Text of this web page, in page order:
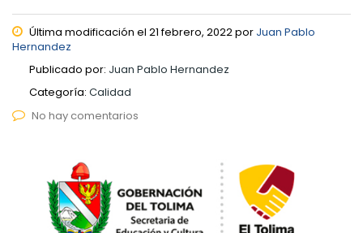
Última modificación el 21 febrero, 2022 por Juan Pablo
Hernandez
Publicado por: Juan Pablo Hernandez
Categoría: Calidad
No hay comentarios